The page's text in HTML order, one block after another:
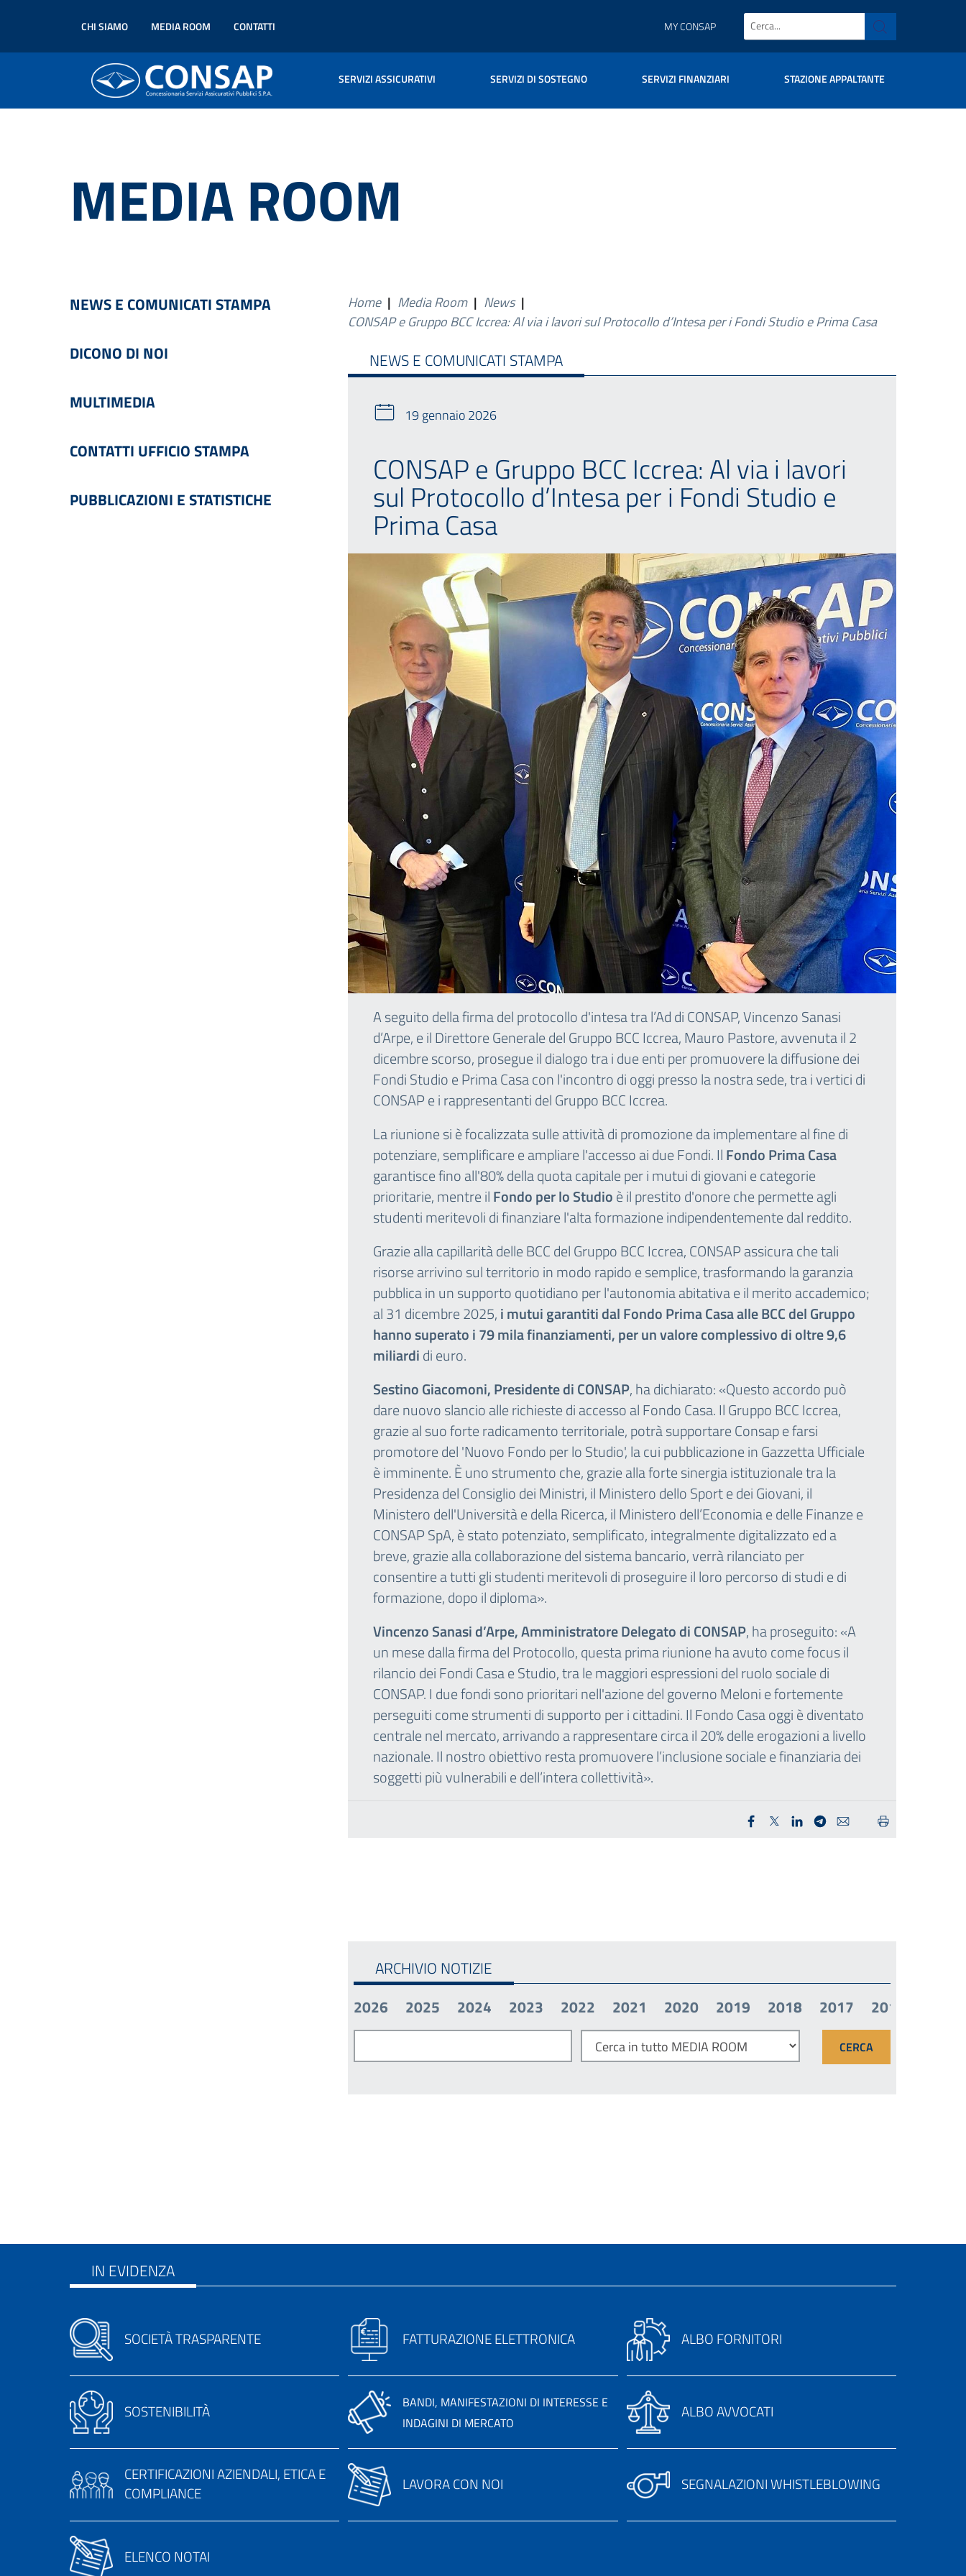
CHI SIAMO MEDIA ROOM CONTATTI MY CONSAP
SERVIZI ASSICURATIVI SERVIZI DI SOSTEGNO SERVIZI FINANZIARI STAZIONE APPALTANTE
MEDIA ROOM
NEWS E COMUNICATI STAMPA
DICONO DI NOI
MULTIMEDIA
CONTATTI UFFICIO STAMPA
PUBBLICAZIONI E STATISTICHE
Home | Media Room | News |
CONSAP e Gruppo BCC Iccrea: Al via i lavori sul Protocollo d’Intesa per i Fondi Studio e Prima Casa
NEWS E COMUNICATI STAMPA
19 gennaio 2026
CONSAP e Gruppo BCC Iccrea: Al via i lavori
sul Protocollo d’Intesa per i Fondi Studio e
Prima Casa
A seguito della firma del protocollo d'intesa tra l’Ad di CONSAP, Vincenzo Sanasi
d’Arpe, e il Direttore Generale del Gruppo BCC Iccrea, Mauro Pastore, avvenuta il 2
dicembre scorso, prosegue il dialogo tra i due enti per promuovere la diffusione dei
Fondi Studio e Prima Casa con l'incontro di oggi presso la nostra sede, tra i vertici di
CONSAP e i rappresentanti del Gruppo BCC Iccrea.
La riunione si è focalizzata sulle attività di promozione da implementare al fine di
potenziare, semplificare e ampliare l'accesso ai due Fondi. IlFondo Prima Casa
garantisce fino all'80% della quota capitale per i mutui di giovani e categorie
prioritarie, mentre ilFondo per lo Studioè il prestito d'onore che permette agli
studenti meritevoli di finanziare l'alta formazione indipendentemente dal reddito.
Grazie alla capillarità delle BCC del Gruppo BCC Iccrea, CONSAP assicura che tali
risorse arrivino sul territorio in modo rapido e semplice, trasformando la garanzia
pubblica in un supporto quotidiano per l'autonomia abitativa e il merito accademico;
al 31 dicembre 2025,i mutui garantiti dal Fondo Prima Casa alle BCC del Gruppo
hanno superato i 79 mila finanziamenti, per un valore complessivo di oltre 9,6
miliardidi euro.
Sestino Giacomoni, Presidente di CONSAP, ha dichiarato: «Questo accordo può
dare nuovo slancio alle richieste di accesso al Fondo Casa. Il Gruppo BCC Iccrea,
grazie al suo forte radicamento territoriale, potrà supportare Consap e farsi
promotore del 'Nuovo Fondo per lo Studio', la cui pubblicazione in Gazzetta Ufficiale
è imminente. È uno strumento che, grazie alla forte sinergia istituzionale tra la
Presidenza del Consiglio dei Ministri, il Ministero dello Sport e dei Giovani, il
Ministero dell'Università e della Ricerca, il Ministero dell’Economia e delle Finanze e
CONSAP SpA, è stato potenziato, semplificato, integralmente digitalizzato ed a
breve, grazie alla collaborazione del sistema bancario, verrà rilanciato per
consentire a tutti gli studenti meritevoli di proseguire il loro percorso di studi e di
formazione, dopo il diploma».
Vincenzo Sanasi d’Arpe, Amministratore Delegato di CONSAP, ha proseguito: «A
un mese dalla firma del Protocollo, questa prima riunione ha avuto come focus il
rilancio dei Fondi Casa e Studio, tra le maggiori espressioni del ruolo sociale di
CONSAP. I due fondi sono prioritari nell'azione del governo Meloni e fortemente
perseguiti come strumenti di supporto per i cittadini. Il Fondo Casa oggi è diventato
centrale nel mercato, arrivando a rappresentare circa il 20% delle erogazioni a livello
nazionale. Il nostro obiettivo resta promuovere l’inclusione sociale e finanziaria dei
soggetti più vulnerabili e dell’intera collettività».
ARCHIVIO NOTIZIE
2026 2025 2024 2023 2022 2021 2020 2019 2018 2017 2016
IN EVIDENZA
SOCIETÀ TRASPARENTE FATTURAZIONE ELETTRONICA ALBO FORNITORI
SOSTENIBILITÀ
BANDI, MANIFESTAZIONI DI INTERESSE E
INDAGINI DI MERCATO
ALBO AVVOCATI
CERTIFICAZIONI AZIENDALI, ETICA E
COMPLIANCE
LAVORA CON NOI SEGNALAZIONI WHISTLEBLOWING
ELENCO NOTAI